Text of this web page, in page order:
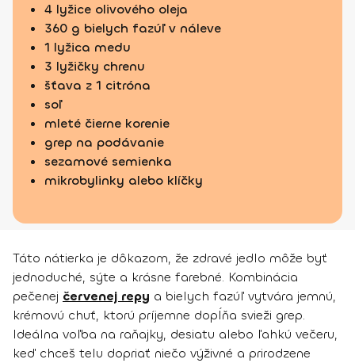
4 lyžice olivového oleja
360 g bielych fazúľ v náleve
1 lyžica medu
3 lyžičky chrenu
šťava z 1 citróna
soľ
mleté čierne korenie
grep na podávanie
sezamové semienka
mikrobylinky alebo klíčky
Táto nátierka je dôkazom, že zdravé jedlo môže byť
jednoduché, sýte a krásne farebné. Kombinácia
pečenej červenej repy a bielych fazúľ vytvára jemnú,
krémovú chuť, ktorú príjemne dopĺňa svieži grep.
Ideálna voľba na raňajky, desiatu alebo ľahkú večeru,
keď chceš telu dopriať niečo výživné a prirodzene